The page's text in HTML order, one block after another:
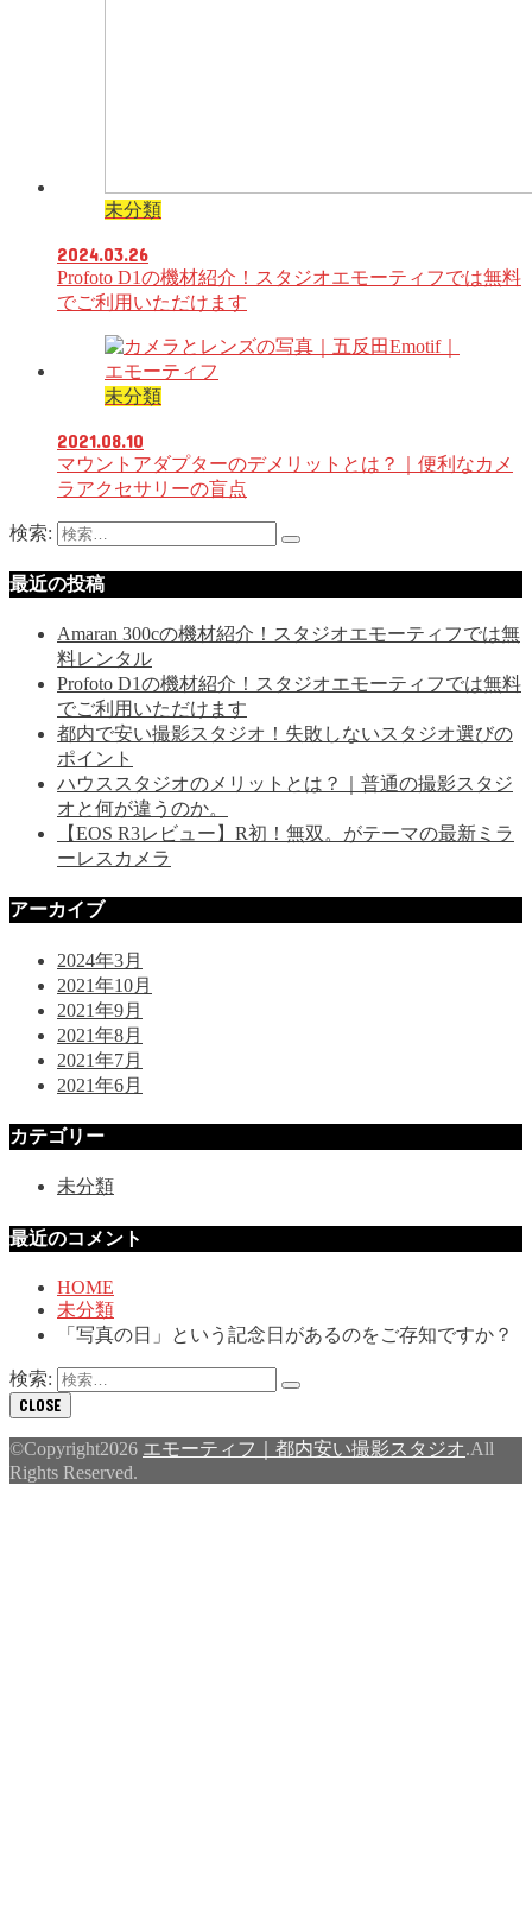
未分類
2024.03.26
Profoto D1の機材紹介！スタジオエモーティフでは無料
でご利用いただけます
未分類
2021.08.10
マウントアダプターのデメリットとは？｜便利なカメ
ラアクセサリーの盲点
検索:
最近の投稿
Amaran 300cの機材紹介！スタジオエモーティフでは無
料レンタル
Profoto D1の機材紹介！スタジオエモーティフでは無料
でご利用いただけます
都内で安い撮影スタジオ！失敗しないスタジオ選びの
ポイント
ハウススタジオのメリットとは？｜普通の撮影スタジ
オと何が違うのか。
【EOS R3レビュー】R初！無双。がテーマの最新ミラ
ーレスカメラ
アーカイブ
2024年3月
2021年10月
2021年9月
2021年8月
2021年7月
2021年6月
カテゴリー
未分類
最近のコメント
HOME
未分類
「写真の日」という記念日があるのをご存知ですか？
検索:
CLOSE
©Copyright2026 エモーティフ｜都内安い撮影スタジオ.All
Rights Reserved.